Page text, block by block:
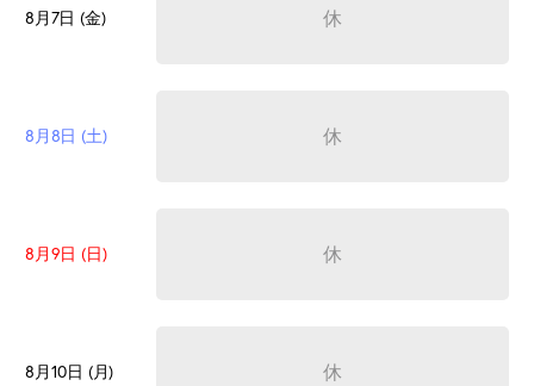
8月7日 (金) 休
8月8日 (土) 休
8月9日 (日) 休
8月10日 (月) 休